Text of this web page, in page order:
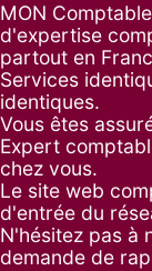
MON
d'expertise
partout en
Services
identiques.
Vous êtes
Expert
chez vous.
Le site web
d'entrée du
N'hésitez pas à
demande de